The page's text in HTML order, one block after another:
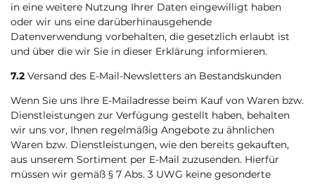
in eine weitere Nutzung Ihrer Daten eingewilligt haben
oder wir uns eine darüberhinausgehende
Datenverwendung vorbehalten, die gesetzlich erlaubt ist
und über die wir Sie in dieser Erklärung informieren.
7.2 Versand des E-Mail-Newsletters an Bestandskunden
Wenn Sie uns Ihre E-Mailadresse beim Kauf von Waren bzw.
Dienstleistungen zur Verfügung gestellt haben, behalten
wir uns vor, Ihnen regelmäßig Angebote zu ähnlichen
Waren bzw. Dienstleistungen, wie den bereits gekauften,
aus unserem Sortiment per E-Mail zuzusenden. Hierfür
müssen wir gemäß § 7 Abs. 3 UWG keine gesonderte